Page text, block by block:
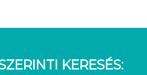
KERESÉS: